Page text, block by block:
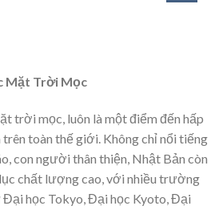
Mặt Trời Mọc
trời mọc, luôn là một điểm đến hấp
trên toàn thế giới. Không chỉ nổi tiếng
con người thân thiện, Nhật Bản còn
chất lượng cao, với nhiều trường
Đại học Tokyo, Đại học Kyoto, Đại